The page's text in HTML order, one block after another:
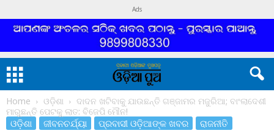
Ads
Home ଓଡ଼ିଶା
ଦାଦନ ଖଟିବାକୁ ଯାଉଛନ୍ତି ଗଞ୍ଜାମର ମଜୁରିଆ; ବାଂଲାଦେଶୀ
ମାରୁଛନ୍ତି ପେଟକୁ ଲାତ: ବିଜେପି ମୌନ!
ଓଡ଼ିଶା ଜୀବନଚର୍ଯ୍ୟା ପ୍ରବାସୀ ଓଡ଼ିଆଙ୍କ ଖବର ରାଜନୀତି